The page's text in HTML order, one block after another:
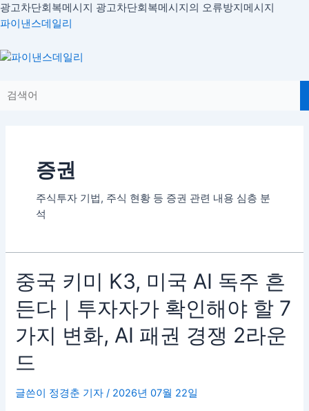
광고차단회복메시지 광고차단회복메시지의 오류방지메시지
파이낸스데일리
증권
주식투자 기법, 주식 현황 등 증권 관련 내용 심층 분
석
중국 키미 K3, 미국 AI 독주 흔
든다｜투자자가 확인해야 할 7
가지 변화, AI 패권 경쟁 2라운
드
글쓴이 정경춘 기자/ 2026년 07월 22일
중
국
키
K3,
미
국
AI
글
비
션